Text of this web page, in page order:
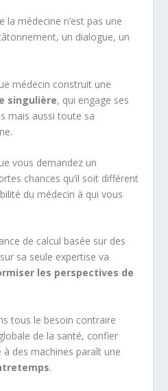
la médecine n’est pas une
un dialogue, un
médecin construit une
singulière, qui engage ses
mais aussi toute sa
vous demandez un
chances qu’il soit différent
du médecin à qui vous
de calcul basée sur des
sa seule expertise va
les perspectives de
tous le besoin contraire
de la santé, confier
des machines paraît une
.